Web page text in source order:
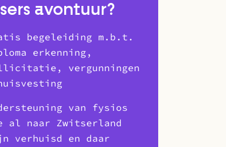
avontuur?
begeleiding m.b.t.
erkenning,
vergunningen
van fysios
al naar Zwitserland
verhuisd en daar